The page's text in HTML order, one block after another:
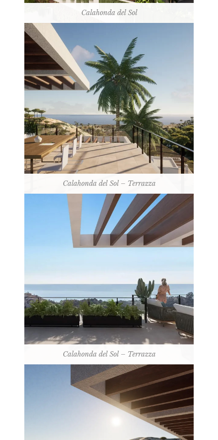
Calahonda del Sol
Calahonda del Sol – Terrazza
Calahonda del Sol – Terrazza